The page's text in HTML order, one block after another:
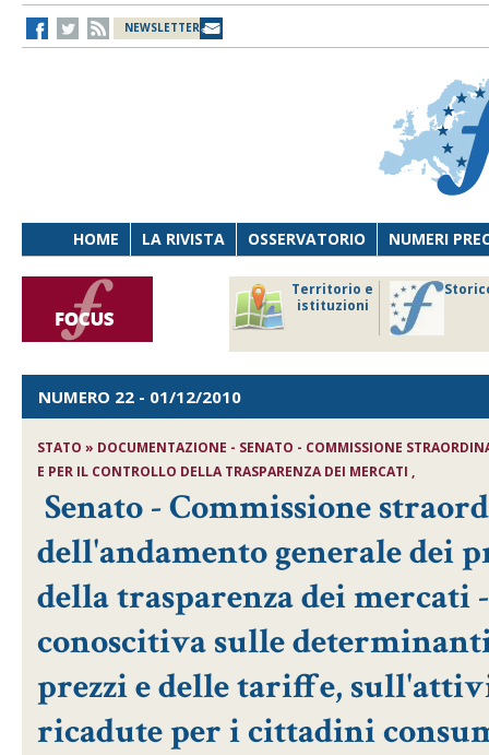
NEWSLETTER
HOME LA RIVISTA OSSERVATORIO NUMERI
Territorio e
istituzioni
NUMERO 22 - 01/12/2010
STATO » DOCUMENTAZIONE - SENATO - COMMISSIONE
E PER IL CONTROLLO DELLA TRASPARENZA DEI MERCATI ,
Senato - Commissione
dell'andamento generale dei
della trasparenza dei
conoscitiva sulle
prezzi e delle tariffe,
ricadute per i cittadini